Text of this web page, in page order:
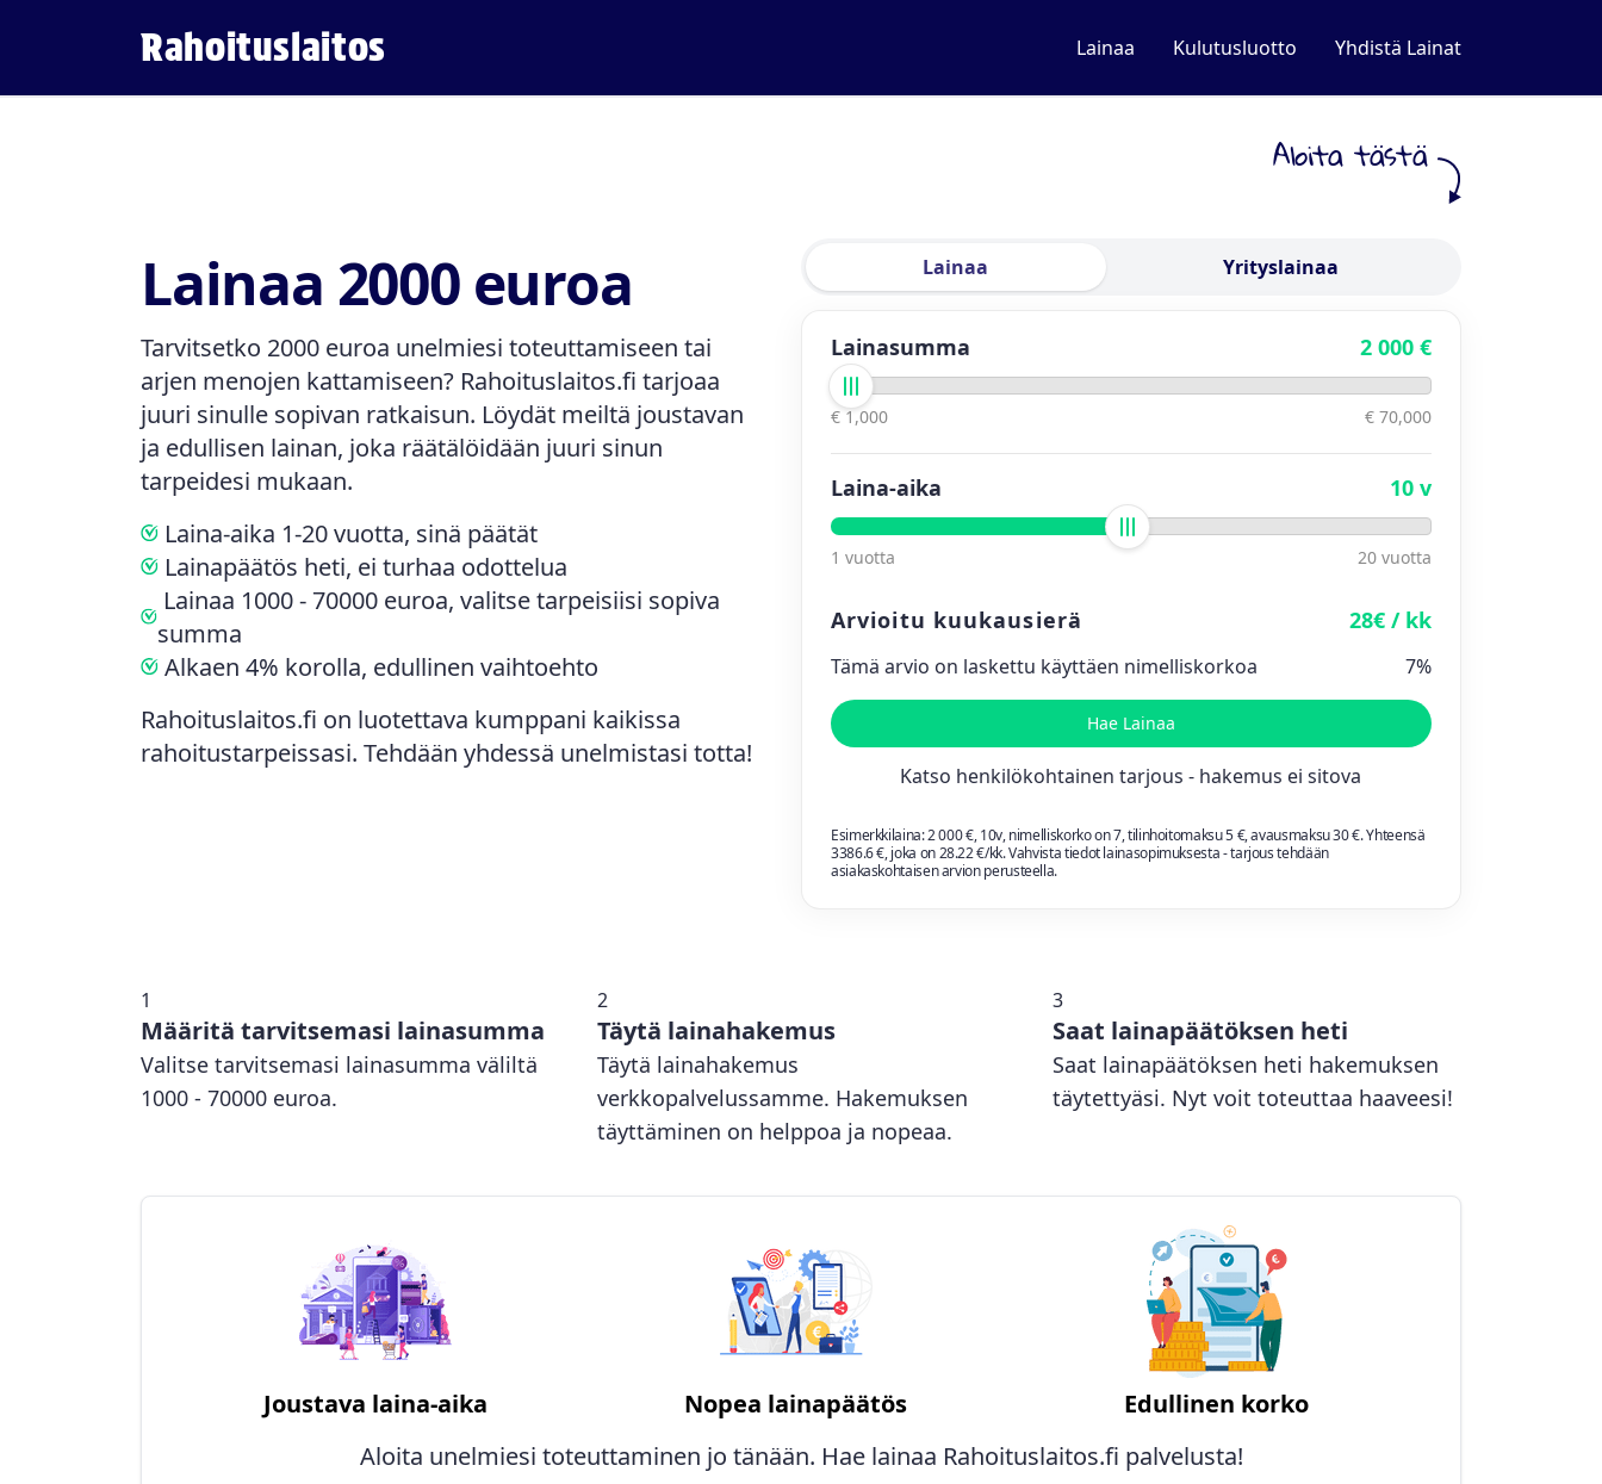
Rahoituslaitos Lainaa Kulutusluotto Yhdistä Lainat
Lainaa 2000 euroa
Tarvitsetko 2000 euroa unelmiesi toteuttamiseen tai
arjen menojen kattamiseen? Rahoituslaitos.fi tarjoaa
juuri sinulle sopivan ratkaisun. Löydät meiltä joustavan
ja edullisen lainan, joka räätälöidään juuri sinun
tarpeidesi mukaan.
Laina-aika 1-20 vuotta, sinä päätät
Lainapäätös heti, ei turhaa odottelua
Lainaa 1000 - 70000 euroa, valitse tarpeisiisi sopiva
summa
Alkaen 4% korolla, edullinen vaihtoehto
Rahoituslaitos.fi on luotettava kumppani kaikissa
rahoitustarpeissasi. Tehdään yhdessä unelmistasi totta!
Aloita tästä
Lainaa Yrityslainaa
Lainasumma 2 000 €
€ 1,000 € 70,000
Laina-aika 10 v
1 vuotta 20 vuotta
Arvioitu kuukausierä 28€ / kk
Tämä arvio on laskettu käyttäen nimelliskorkoa 7%
Hae Lainaa
Katso henkilökohtainen tarjous - hakemus ei sitova
Esimerkkilaina:2 000€,10v, nimelliskorko on7, tilinhoitomaksu 5 €, avausmaksu 30 €. Yhteensä
3386.6€, joka on28.22€/kk. Vahvista tiedot lainasopimuksesta - tarjous tehdään
asiakaskohtaisen arvion perusteella.
1
Määritä tarvitsemasi lainasumma
Valitse tarvitsemasi lainasumma väliltä
1000 - 70000 euroa.
2
Täytä lainahakemus
Täytä lainahakemus
verkkopalvelussamme. Hakemuksen
täyttäminen on helppoa ja nopeaa.
3
Saat lainapäätöksen heti
Saat lainapäätöksen heti hakemuksen
täytettyäsi. Nyt voit toteuttaa haaveesi!
Joustava laina-aika Nopea lainapäätös
Edullinen korko
Aloita unelmiesi toteuttaminen jo tänään. Hae lainaa Rahoituslaitos.fi palvelusta!